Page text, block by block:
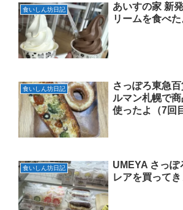
食いしん坊日記
あいすの家 新
リームを食べた
食いしん坊日記
さっぽろ東急
ルマン札幌で
使ったよ（7回
食いしん坊日記
UMEYA さっぽ
レアを買って